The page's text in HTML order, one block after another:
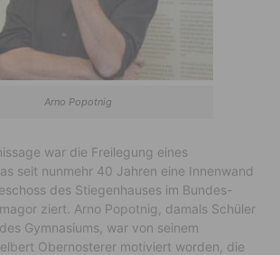
Arno Popotnig
war die Freilegung eines
seit nunmehr 40 Jahren eine Innenwand
des Stiegenhauses im Bundes-
ziert. Arno Popotnig, damals Schüler
Gymnasiums, war von seinem
Obernosterer motiviert worden, die